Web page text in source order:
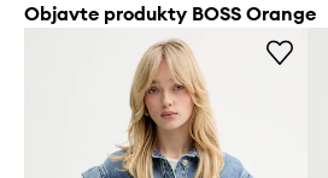
Objavte produkty BOSS Orange